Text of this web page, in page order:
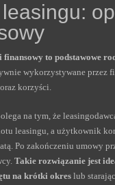
to podstawowe
wykorzystywane przez
korzyści.
na tym, że
leasingu, a użytkownik
Po zakończeniu umowy
Takie rozwiązanie jest
na krótki okres lub